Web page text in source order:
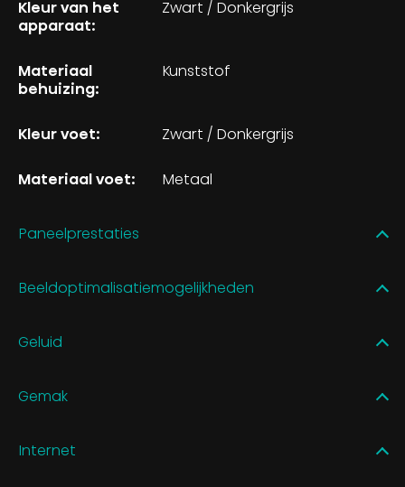
Kleur van het
apparaat:
Zwart / Donkergrijs
Materiaal
behuizing:
Kunststof
Kleur voet: Zwart / Donkergrijs
Materiaal voet: Metaal
Paneelprestaties
Beeldoptimalisatiemogelijkheden
Geluid
Gemak
Internet